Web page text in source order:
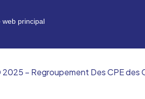
web principal
– Regroupement Des CPE des